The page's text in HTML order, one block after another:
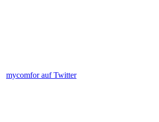
mycomfor auf Twitter